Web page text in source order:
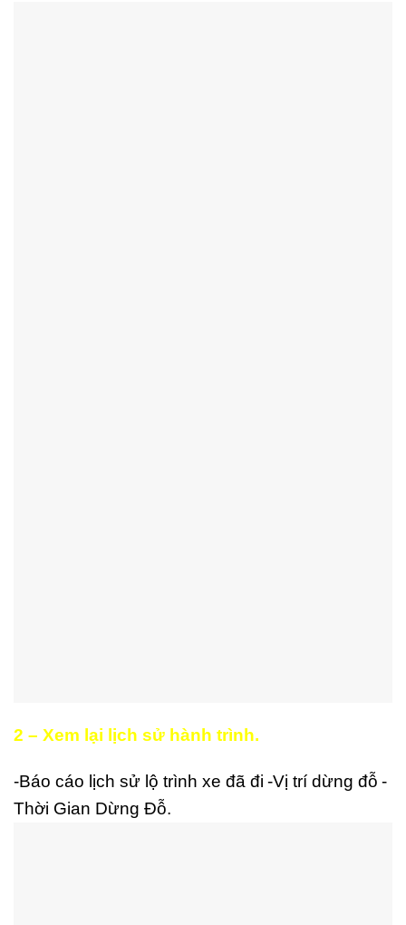
2 – Xem lại lịch sử hành trình.
-Báo cáo lịch sử lộ trình xe đã đi -Vị trí dừng đỗ -
Thời Gian Dừng Đỗ.